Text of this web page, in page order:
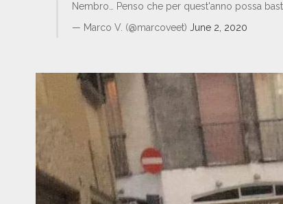
Nembro… Penso che per quest'anno possa
— Marco V. (@marcoveet) June 2, 2020